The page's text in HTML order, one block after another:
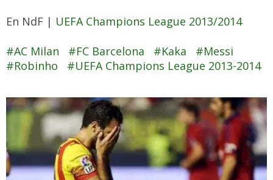
En NdF | UEFA Champions League 2013/2014
AC Milan FC Barcelona Kaka
Messi
Robinho
UEFA Champions League 2013-2014